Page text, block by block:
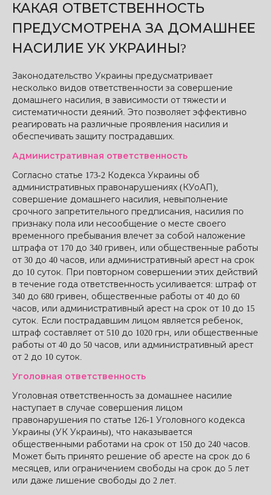
КАКАЯ ОТВЕТСТВЕННОСТЬ
ПРЕДУСМОТРЕНА ЗА ДОМАШНЕЕ
НАСИЛИЕ УК УКРАИНЫ?
Законодательство Украины предусматривает
несколько видов ответственности за совершение
домашнего насилия, в зависимости от тяжести и
систематичности деяний. Это позволяет эффективно
реагировать на различные проявления насилия и
обеспечивать защиту пострадавших.
Административная ответственность
Согласно статье 173-2 Кодекса Украины об
административных правонарушениях (КУоАП),
совершение домашнего насилия, невыполнение
срочного запретительного предписания, насилия по
признаку пола или несообщение о месте своего
временного пребывания влечет за собой наложение
штрафа от 170 до 340 гривен, или общественные работы
от 30 до 40 часов, или административный арест на срок
до 10 суток. При повторном совершении этих действий
в течение года ответственность усиливается: штраф от
340 до 680 гривен, общественные работы от 40 до 60
часов, или административный арест на срок от 10 до 15
суток. Если пострадавшим лицом является ребенок,
штраф составляет от 510 до 1020 грн, или общественные
работы от 40 до 50 часов, или административный арест
от 2 до 10 суток.
Уголовная ответственность
Уголовная ответственность за домашнее насилие
наступает в случае совершения лицом
правонарушения по статье 126-1 Уголовного кодекса
Украины (УК Украины), что наказывается
общественными работами на срок от 150 до 240 часов.
Может быть принято решение об аресте на срок до 6
месяцев, или ограничением свободы на срок до 5 лет
или даже лишение свободы до 2 лет.